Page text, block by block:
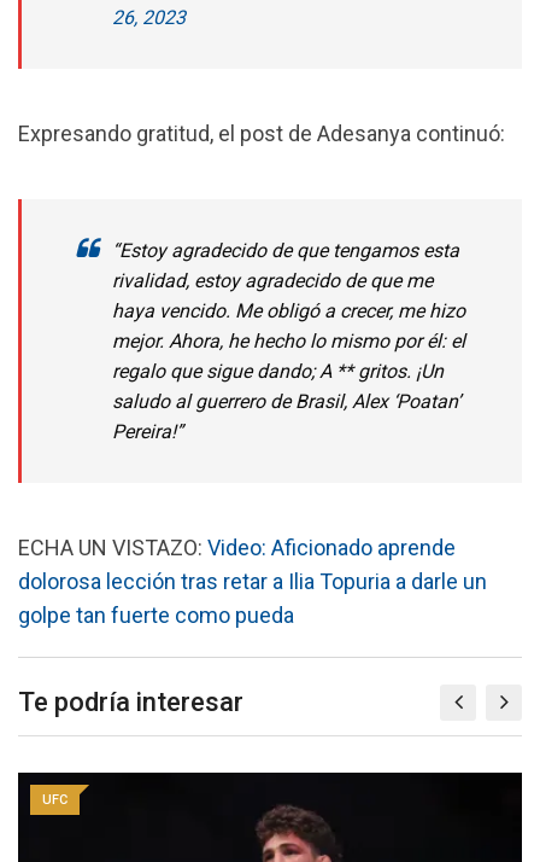
26, 2023
Expresando gratitud, el post de Adesanya continuó:
“Estoy agradecido de que tengamos esta
rivalidad, estoy agradecido de que me
haya vencido. Me obligó a crecer, me hizo
mejor. Ahora, he hecho lo mismo por él: el
regalo que sigue dando; A ** gritos. ¡Un
saludo al guerrero de Brasil, Alex ‘Poatan’
Pereira!”
ECHA UN VISTAZO: Video: Aficionado aprende
dolorosa lección tras retar a Ilia Topuria a darle un
golpe tan fuerte como pueda
Te podría interesar
UFC